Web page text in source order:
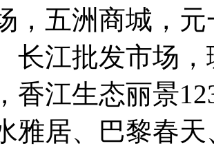
，五洲商城，
长江批发市场
香江生态丽景
雅居、巴黎春